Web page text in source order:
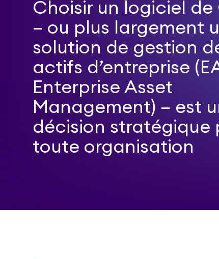
Choisir un logiciel de
– ou plus largement
solution de gestion
actifs d’entreprise
Enterprise Asset
Management) – est
décision stratégique
toute organisation